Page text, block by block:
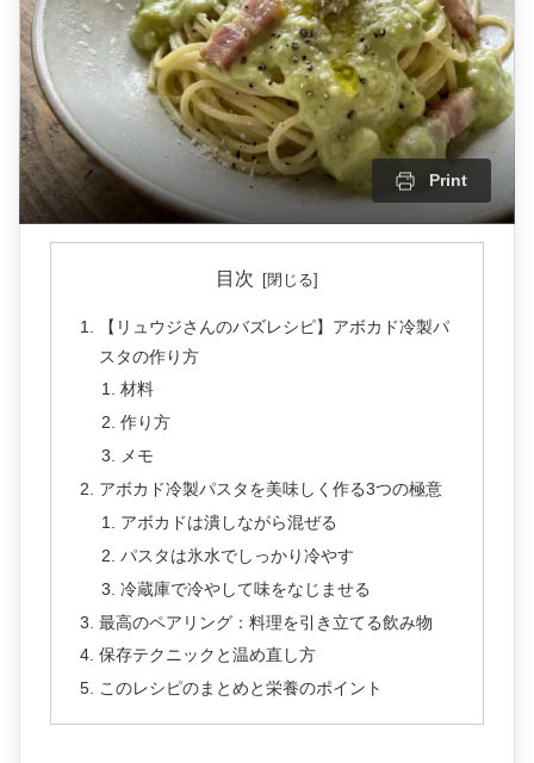
Print
目次
【リュウジさんのバズレシピ】アボカド冷製パ
スタの作り方
材料
作り方
メモ
アボカド冷製パスタを美味しく作る3つの極意
アボカドは潰しながら混ぜる
パスタは氷水でしっかり冷やす
冷蔵庫で冷やして味をなじませる
最高のペアリング：料理を引き立てる飲み物
保存テクニックと温め直し方
このレシピのまとめと栄養のポイント